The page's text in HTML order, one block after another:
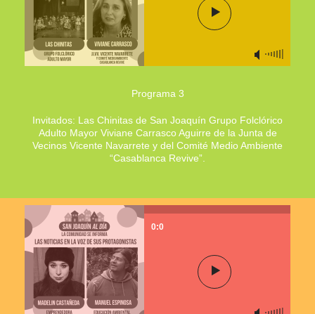
Programa 3
Invitados: Las Chinitas de San Joaquín Grupo Folclórico
Adulto Mayor Viviane Carrasco Aguirre de la Junta de
Vecinos Vicente Navarrete y del Comité Medio Ambiente
“Casablanca Revive”.
0:0